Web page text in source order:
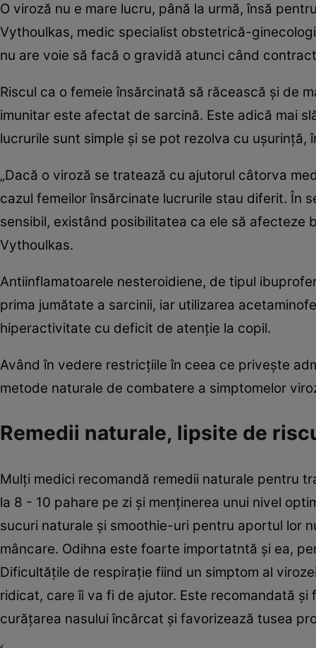
O viroză nu e mare lucru, până la urmă, însă
Vythoulkas, medic specialist obstetrică-
nu are voie să facă o gravidă atunci când
Riscul ca o femeie însărcinată să răcească şi de
imunitar este afectat de sarcină. Este adică mai
lucrurile sunt simple şi se pot rezolva cu
„Dacă o viroză se tratează cu ajutorul câtorva
cazul femeilor însărcinate lucrurile stau diferit. În
sensibil, existând posibilitatea ca ele să afecteze
Vythoulkas.
Antiinflamatoarele nesteroidiene, de tipul
prima jumătate a sarcinii, iar utilizarea
hiperactivitate cu deficit de atenţie la copil.
Având în vedere restricţiile în ceea ce priveşte
metode naturale de combatere a simptomelor
Remedii naturale, lipsite de
Mulţi medici recomandă remedii naturale pentru
la 8 - 10 pahare pe zi şi menţinerea unui nivel
sucuri naturale şi smoothie-uri pentru aportul lor
mâncare. Odihna este foarte importatntă şi ea,
Dificultăţile de respiraţie fiind un simptom al
ridicat, care îi va fi de ajutor. Este recomandată
curăţarea nasului încărcat şi favorizează tusea